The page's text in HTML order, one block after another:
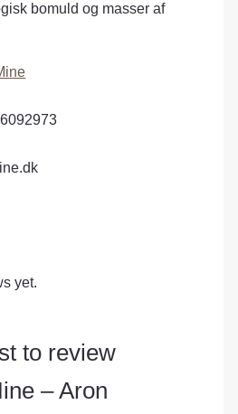
bomuld og masser af
yet.
to review
– Aron